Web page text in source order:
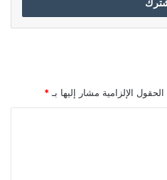
الحقول الإلزامية مشار إليها بـ *